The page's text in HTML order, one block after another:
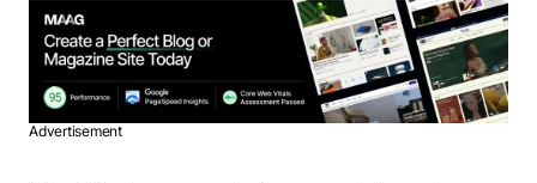
Advertisement